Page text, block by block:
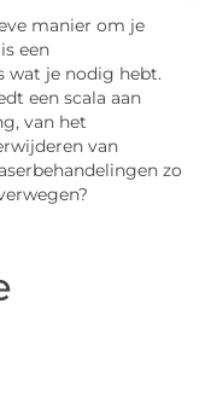
manier om je
een
wat je nodig hebt.
een scala aan
van het
van
zo